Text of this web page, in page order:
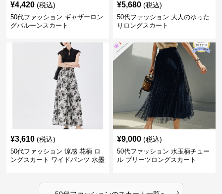
¥4,420 (税込)
50代ファッション ギャザーロン
グバルーンスカート
¥5,680 (税込)
50代ファッション 大人のゆった
りロングスカート
¥3,610 (税込)
50代ファッション 涼感 花柄 ロ
ングスカート ワイドパンツ 水墨
¥9,000 (税込)
50代ファッション 水玉柄チュー
ル プリーツロングスカート
›